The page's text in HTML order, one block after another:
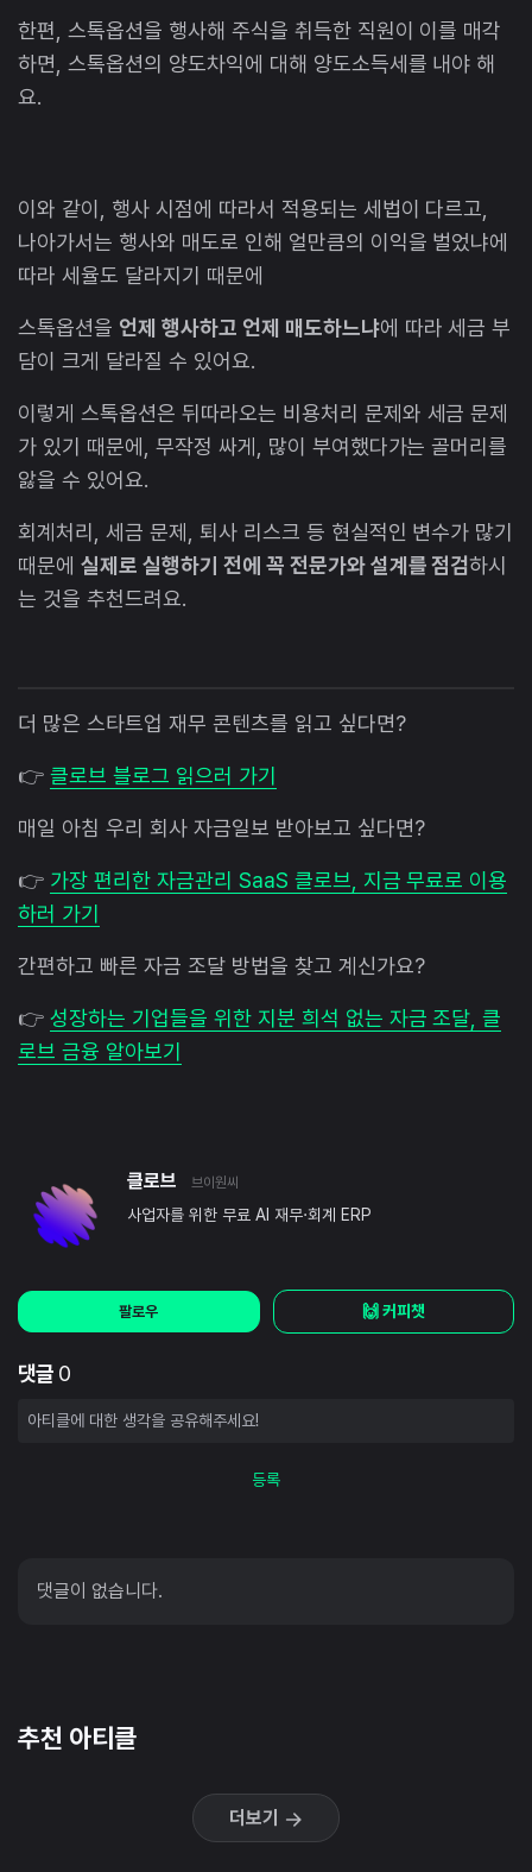
한편, 스톡옵션을 행사해 주식을 취득한 직원이 이를 매각
하면, 스톡옵션의 양도차익에 대해 양도소득세를 내야 해
요.
이와 같이, 행사 시점에 따라서 적용되는 세법이 다르고,
나아가서는 행사와 매도로 인해 얼만큼의 이익을 벌었냐에
따라 세율도 달라지기 때문에
스톡옵션을 언제 행사하고 언제 매도하느냐에 따라 세금 부
담이 크게 달라질 수 있어요.
이렇게 스톡옵션은 뒤따라오는 비용처리 문제와 세금 문제
가 있기 때문에, 무작정 싸게, 많이 부여했다가는 골머리를
앓을 수 있어요.
회계처리, 세금 문제, 퇴사 리스크 등 현실적인 변수가 많기
때문에 실제로 실행하기 전에 꼭 전문가와 설계를 점검하시
는 것을 추천드려요.
더 많은 스타트업 재무 콘텐츠를 읽고 싶다면?
👉 클로브 블로그 읽으러 가기
매일 아침 우리 회사 자금일보 받아보고 싶다면?
👉 가장 편리한 자금관리 SaaS 클로브, 지금 무료로 이용
하러 가기
간편하고 빠른 자금 조달 방법을 찾고 계신가요?
👉 성장하는 기업들을 위한 지분 희석 없는 자금 조달, 클
로브 금융 알아보기
클로브 브이원씨
사업자를 위한 무료 AI 재무·회계 ERP
팔로우 🙌 커피챗
댓글 0
등록
댓글이 없습니다.
추천 아티클
더보기